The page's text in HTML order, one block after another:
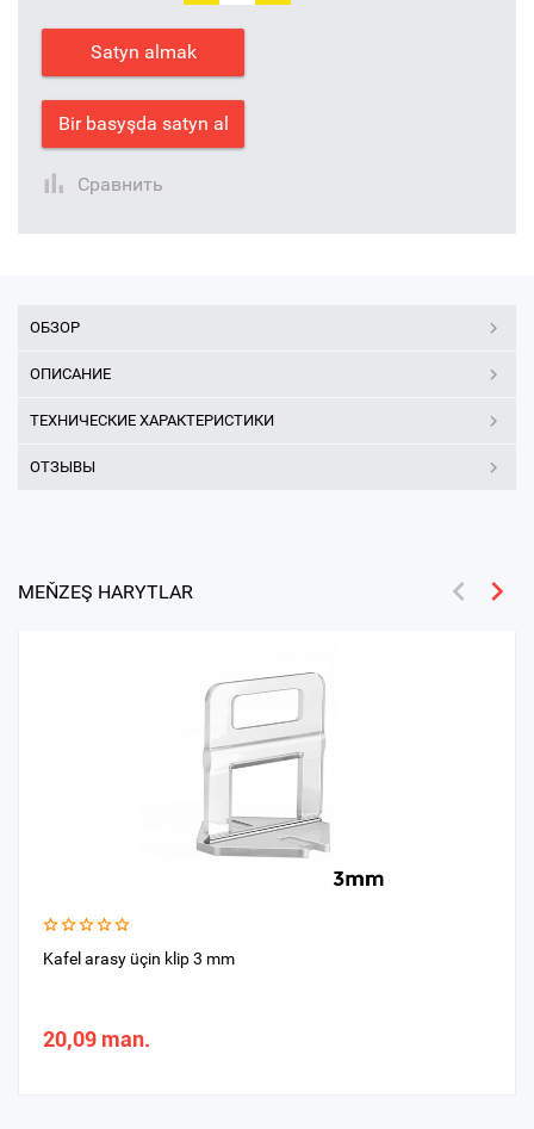
Satyn almak
Bir basyşda satyn al
Сравнить
ОБЗОР
ОПИСАНИЕ
ТЕХНИЧЕСКИЕ ХАРАКТЕРИСТИКИ
ОТЗЫВЫ
MEŇZEŞ HARYTLAR
Kafel arasy üçin klip 3 mm
20,09 man.